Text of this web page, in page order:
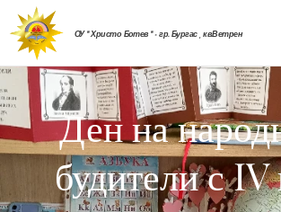
ОУ " Христо Ботев " - гр. Бургас , кв.Ветрен
Ден на
будители с IV